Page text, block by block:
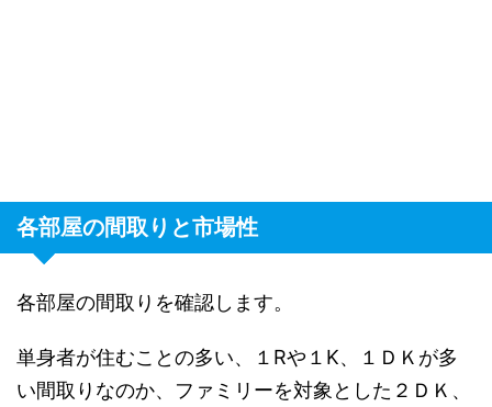
各部屋の間取りと市場性
各部屋の間取りを確認します。
単身者が住むことの多い、１Rや１K、１ＤＫが多
い間取りなのか、ファミリーを対象とした２ＤＫ、